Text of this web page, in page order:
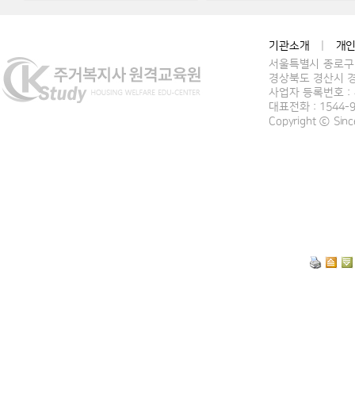
기관소개
개
서울특별시 종로
경상북도 경산시
사업자 등록번호
대표전화 : 1544-
Copyright ⓒ